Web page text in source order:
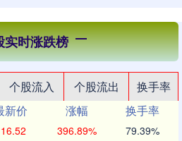
实时涨跌榜
个股流入 个股流出
换手率
新价 涨幅
换手率
396.89% 79.39%